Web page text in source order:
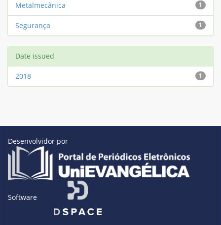
1
Metalmecânica
1
Segurança
Date issued
1
2018
Desenvolvidor por
Software